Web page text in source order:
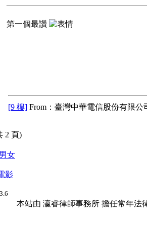
第一個最讚
[9 樓] From：臺灣中華電信股份有限公
2 頁)
女
影
本站由 瀛睿律師事務所 擔任常年法